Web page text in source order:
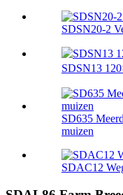
SDSN20-2
SDSN13
SD635
muizen
SDAC12